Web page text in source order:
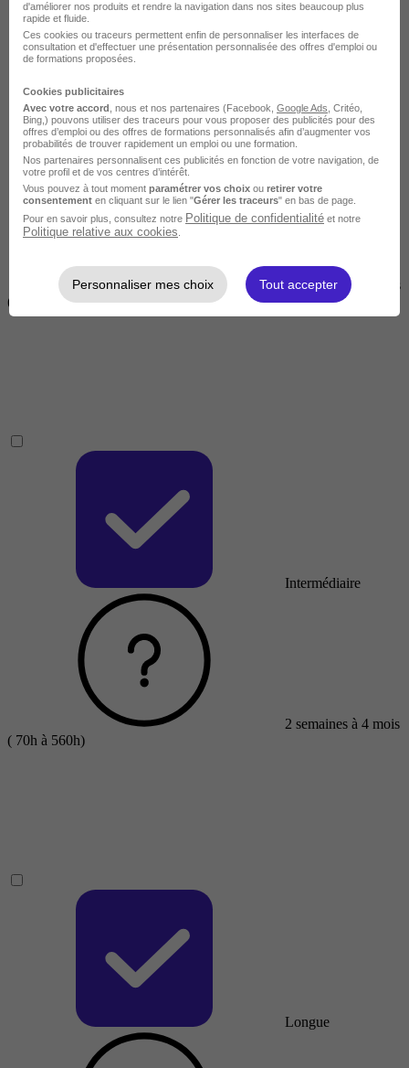
Courte
2 jours à 2 semaines
(14h à 70h)
Intermédiaire
2 semaines à 4 mois
( 70h à 560h)
Longue
d'améliorer nos produits et rendre la navigation dans nos sites beaucoup plus
rapide et fluide.
Ces cookies ou traceurs permettent enfin de personnaliser les interfaces de
consultation et d'effectuer une présentation personnalisée des offres d'emploi ou
de formations proposées.
Cookies publicitaires
Avec votre accord , nous et nos partenaires (Facebook, Google Ads , Critéo,
Bing,) pouvons utiliser des traceurs pour vous proposer des publicités pour des
offres d’emploi ou des offres de formations personnalisés afin d’augmenter vos
probabilités de trouver rapidement un emploi ou une formation.
Nos partenaires personnalisent ces publicités en fonction de votre navigation, de
votre profil et de vos centres d’intérêt.
Vous pouvez à tout moment paramétrer vos choix ou retirer votre
consentement en cliquant sur le lien "Gérer les traceurs" en bas de page.
Pour en savoir plus, consultez notre Politique de confidentialité et notre
Politique relative aux cookies
Personnaliser mes choix Tout accepter